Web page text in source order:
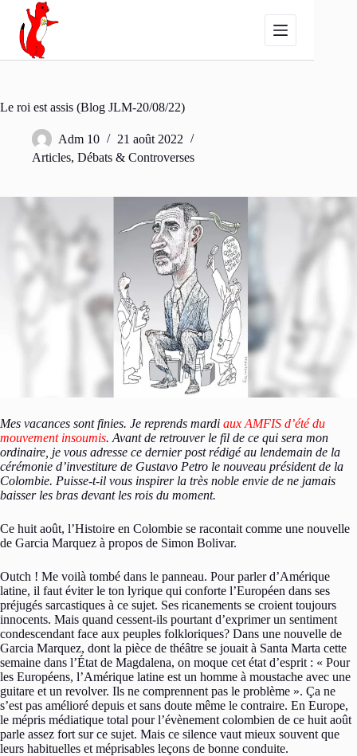
Passer
contenu
Le roi est assis (Blog JLM-20/08/22)
Adm 10
21 août 2022
Articles, Débats & Controverses
Mes vacances sont finies. Je reprends mardi aux AMFIS d’été du
mouvement insoumis. Avant de retrouver le fil de ce qui sera mon
ordinaire, je vous adresse ce dernier post rédigé au lendemain de la
cérémonie d’investiture de Gustavo Petro le nouveau président de la
Colombie. Puisse-t-il vous inspirer la très noble envie de ne jamais
baisser les bras devant les rois du moment.
Ce huit août, l’Histoire en Colombie se racontait comme une nouvelle
de Garcia Marquez à propos de Simon Bolivar.
Outch ! Me voilà tombé dans le panneau. Pour parler d’Amérique
latine, il faut éviter le ton lyrique qui conforte l’Européen dans ses
préjugés sarcastiques à ce sujet. Ses ricanements se croient toujours
innocents. Mais quand cessent-ils pourtant d’exprimer un sentiment
condescendant face aux peuples folkloriques? Dans une nouvelle de
Garcia Marquez, dont la pièce de théâtre se jouait à Santa Marta cette
semaine dans l’État de Magdalena, on moque cet état d’esprit : « Pour
les Européens, l’Amérique latine est un homme à moustache avec une
guitare et un revolver. Ils ne comprennent pas le problème ». Ça ne
s’est pas amélioré depuis et sans doute même le contraire. En Europe,
le mépris médiatique total pour l’évènement colombien de ce huit août
parle assez fort sur ce sujet. Mais ce silence vaut mieux souvent que
leurs habituelles et méprisables leçons de bonne conduite.